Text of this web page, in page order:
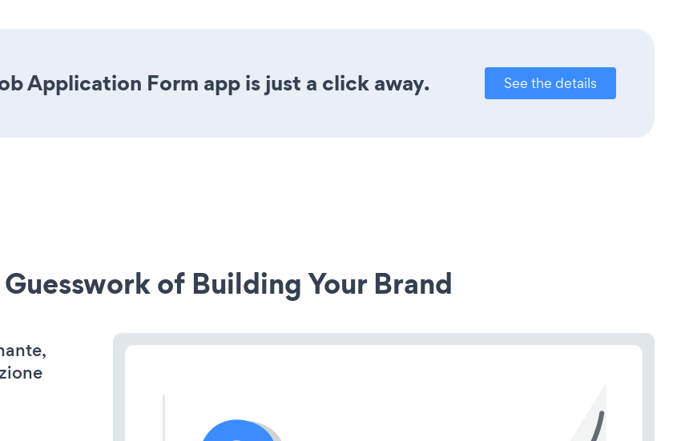
Application Form app is just a click away. See the details
of Building Your Brand